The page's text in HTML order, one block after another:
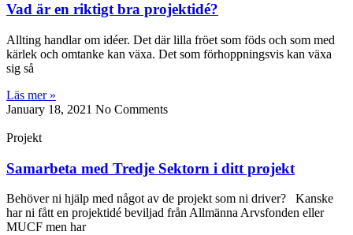
Vad är en riktigt bra projektidé?
Allting handlar om idéer. Det där lilla fröet som föds och som med
kärlek och omtanke kan växa. Det som förhoppningsvis kan växa
sig så
Läs mer »
January 18, 2021 No Comments
Projekt
Samarbeta med Tredje Sektorn i ditt projekt
Behöver ni hjälp med något av de projekt som ni driver? Kanske
har ni fått en projektidé beviljad från Allmänna Arvsfonden eller
MUCF men har